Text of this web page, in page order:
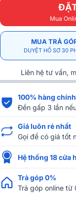
Mua
MUA TRẢ
DUYỆT HỒ SƠ 30
Liên hệ tư vấn,
100% hàng
Đền gấp 3 lần
Giá luôn rẻ nhất
Gọi để có giá tốt
Hệ thống 18 cửa
Trả góp 0%
Trả góp online từ